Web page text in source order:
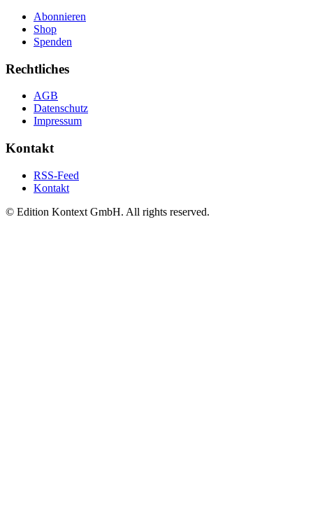
Abonnieren
Shop
Spenden
Rechtliches
AGB
Datenschutz
Impressum
Kontakt
RSS-Feed
Kontakt
© Edition Kontext GmbH. All rights reserved.